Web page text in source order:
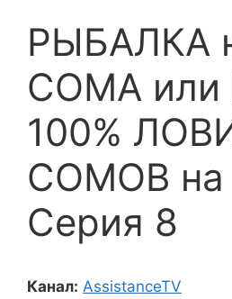
РЫБАЛКА
СОМА или
100%
СОМОВ на
Серия 8
Канал: AssistanceTV